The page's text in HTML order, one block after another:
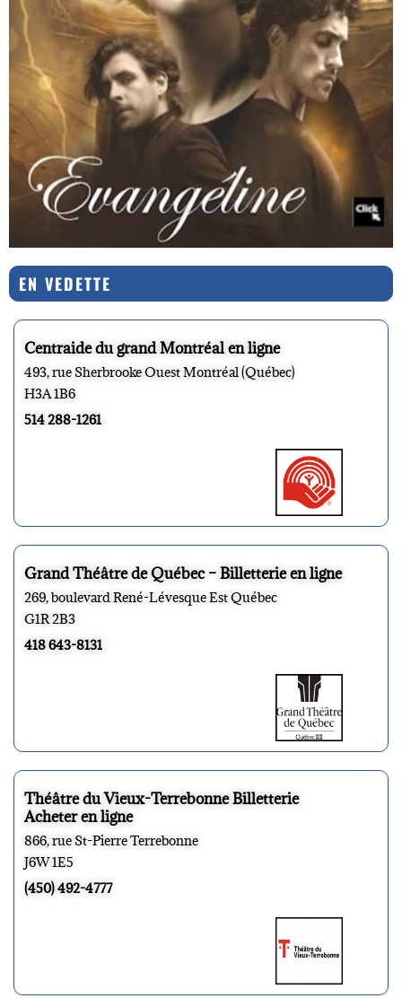
EN VEDETTE
Centraide du grand Montréal en ligne
493, rue Sherbrooke Ouest Montréal (Québec)
H3A 1B6
514 288-1261
Grand Théâtre de Québec – Billetterie en ligne
269, boulevard René-Lévesque Est Québec
G1R 2B3
418 643-8131
Théâtre du Vieux-Terrebonne Billetterie
Acheter en ligne
866, rue St-Pierre Terrebonne
J6W 1E5
(450) 492-4777